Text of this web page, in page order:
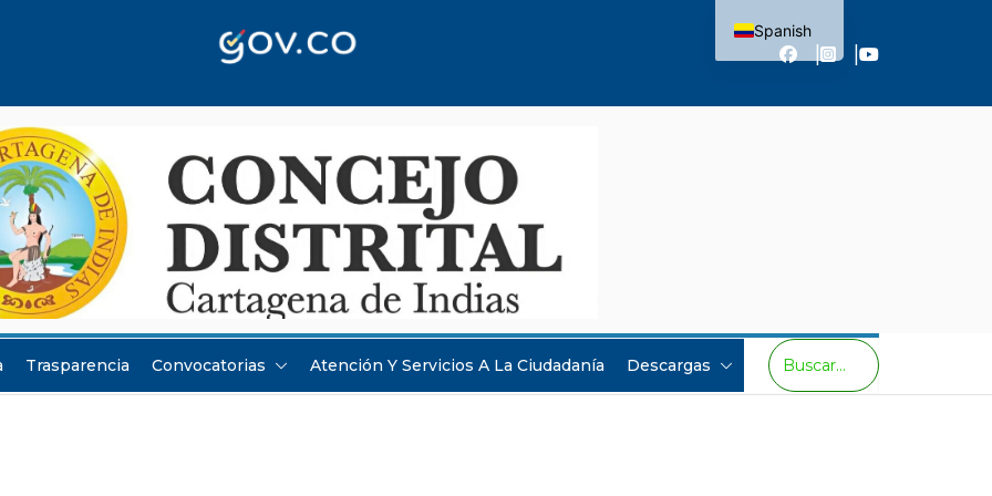
Trasparencia Convocatorias Atención Y Servicios A La Ciudadanía Descargas
Spanish
English